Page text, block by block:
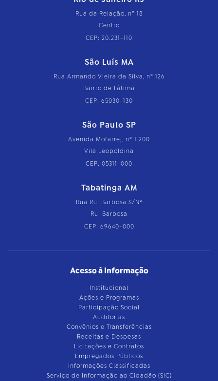
Rua da Relação, nº 18
Centro
CEP: 20.231-110
São Luís MA
Rua Armando Vieira da Silva, nº 126
Bairro de Fátima
CEP: 65030-130
São Paulo SP
Avenida Mofarrej, nº 1.200
Vila Leopoldina
CEP: 05311-000
Tabatinga AM
Rua Rui Barbosa S/Nº
Rui Barbosa
CEP: 69640-000
Acesso à Informação
Institucional
Ações e Programas
Participação Social
Auditorias
Convênios e Transferências
Receitas e Despesas
Licitações e Contratos
Empregados Públicos
Informações Classificadas
Serviço de Informação ao Cidadão (SIC)